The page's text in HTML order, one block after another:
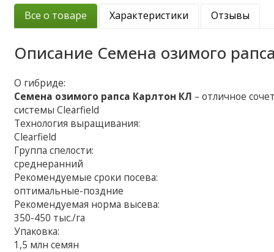
Все о товаре Характеристики Отзывы
Описание Семена озимого
О гибриде:
Семена озимого рапса Карлтон КЛ – отличное
системы Clearfield
Технология выращивания:
Clearfield
Группа спелости:
среднеранний
Рекомендуемые сроки посева:
оптимальные-поздние
Рекомендуемая норма высева:
350-450 тыс./га
Упаковка:
1,5 млн семян